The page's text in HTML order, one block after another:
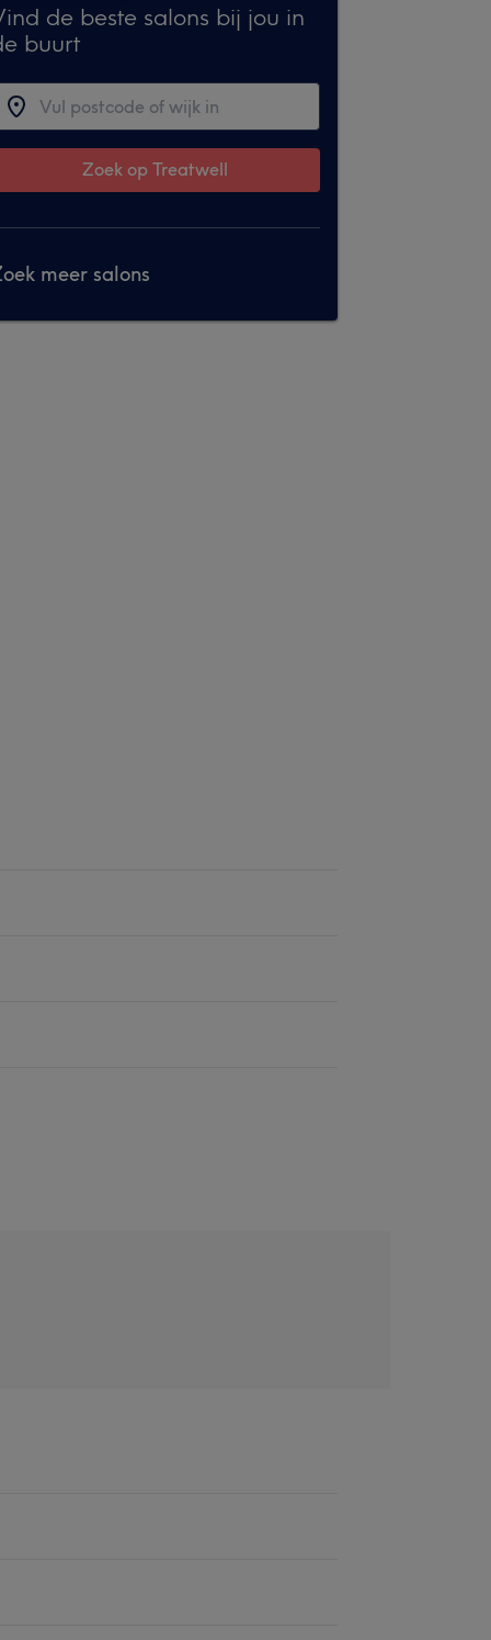
de beste salons bij jou in
buurt
Zoek op Treatwell
meer salons